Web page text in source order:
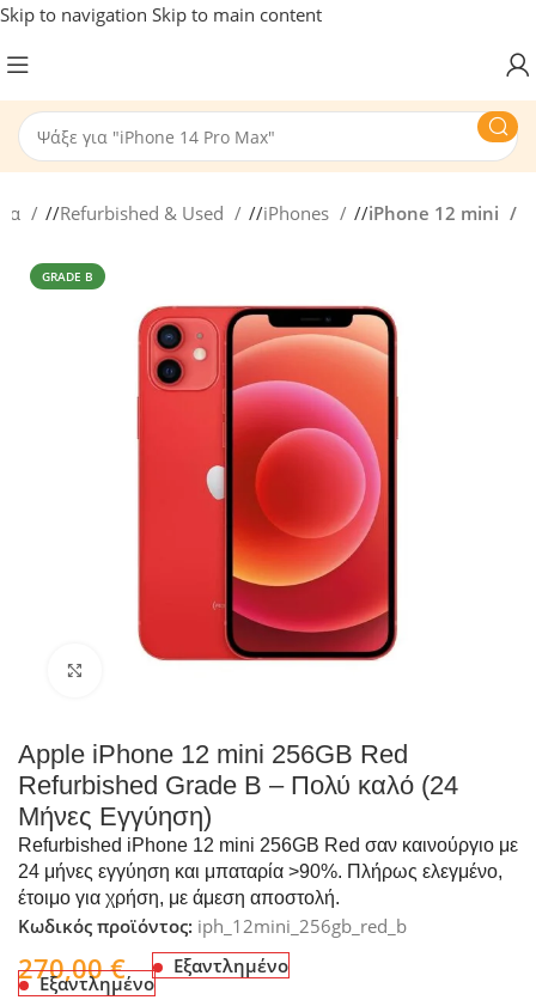
Skip to navigation Skip to main content
/ Refurbished & Used / iPhones / iPhone 12 mini
GRADE B
Apple iPhone 12 mini 256GB Red
Refurbished Grade B – Πολύ καλό (24
Μήνες Εγγύηση)
Refurbished iPhone 12 mini 256GB Red σαν καινούργιο με
24 μήνες εγγύηση και μπαταρία >90%. Πλήρως ελεγμένο,
έτοιμο για χρήση, με άμεση αποστολή.
Κωδικός προϊόντος: iph_12mini_256gb_red_b
270,00€ Εξαντλημένο
Εξαντλημένο